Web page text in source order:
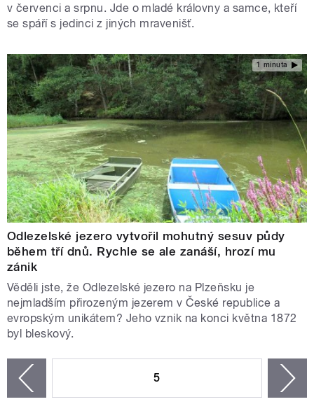
v červenci a srpnu. Jde o mladé královny a samce, kteří
se spáří s jedinci z jiných mravenišť.
1 minuta
Odlezelské jezero vytvořil mohutný sesuv půdy
během tří dnů. Rychle se ale zanáší, hrozí mu
zánik
Věděli jste, že Odlezelské jezero na Plzeňsku je
nejmladším přirozeným jezerem v České republice a
evropským unikátem? Jeho vznik na konci května 1872
byl bleskový.
5